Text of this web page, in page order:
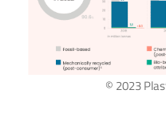
© 2023